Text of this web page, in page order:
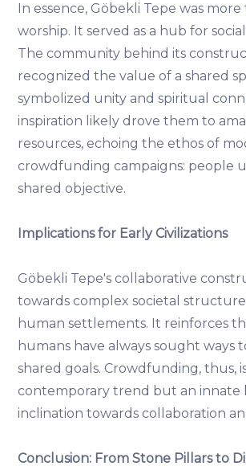
In essence, Göbekli Tepe was
worship. It served as a hub for
The community behind its
recognized the value of a shared
symbolized unity and spiritual
inspiration likely drove them to
resources, echoing the ethos of
crowdfunding campaigns: people
shared objective.
Implications for Early Civilizations
Göbekli Tepe's collaborative
towards complex societal
human settlements. It reinforces
humans have always sought ways
shared goals. Crowdfunding, thus,
contemporary trend but an innate
inclination towards collaboration
Conclusion: From Stone Pillars to